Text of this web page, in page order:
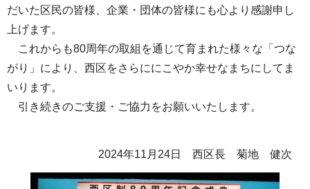
だいた区民の皆様、企業・団体の皆様にも心より感謝申し
上げます。
これからも80周年の取組を通じて育まれた様々な「つな
がり」により、西区をさらににこやか幸せなまちにしてま
いります。
引き続きのご支援・ご協力をお願いいたします。
2024年11月24日 西区長 菊地 健次